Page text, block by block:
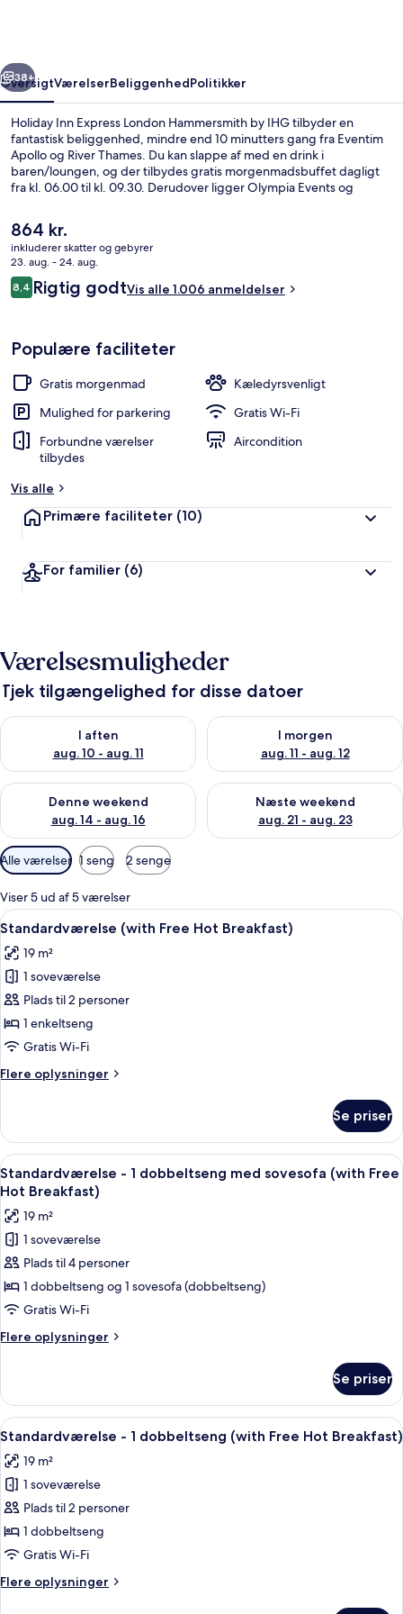
IHG
Næste
38+
OversigtVærelserBeliggenhedPolitikker
Holiday Inn Express London Hammersmith by IHG tilbyder en
fantastisk beliggenhed, mindre end 10 minutters gang fra Eventim
Apollo og River Thames. Du kan slappe af med en drink i
baren/loungen, og der tilbydes gratis morgenmadsbuffet dagligt
fra kl. 06.00 til kl. 09.30. Derudover ligger Olympia Events og
glade for den korte gåtur til offentlig transport: Ravenscourt Park
Metrostation ligger 6 minutter derfra og Hammersmith
Metrostation 6 minutter væk.
Den
nuværende
pris
er
864 kr.
864 kr.
inkluderer skatter og gebyrer
23. aug. - 24. aug.
Anmeldelser
8,48,4 ud af 10.
Rigtig godtVis alle 1.006 anmeldelser
Populære faciliteter
Gratis morgenmad
Kæledyrsvenligt
Mulighed for parkering
Gratis Wi-Fi
Forbundne værelser
tilbydes
Aircondition
Vis alle
Primære faciliteter (10)
For familier (6)
Værelsesmuligheder
Tjek tilgængelighed for disse datoer
I aften
aug. 10 - aug. 11
Tjek tilgængelighed for i aften aug. 10 - aug. 11
I morgen
aug. 11 - aug. 12
Tjek tilgængelighed for i
Denne weekend
aug. 14 - aug. 16
Tjek tilgængelighed for denne weekend aug. 14 - aug. 16
Næste weekend
aug. 21 - aug. 23
Tjek tilgængelighed for næste
Tilgængelige
filtre
for
værelser
Alle værelser 1 seng 2 senge
Viser 5 ud af 5 værelser
Indlæs
alle
billeder
af
Standardværelse
(with
Free
Breakfast)
En seng med hvide sengetøj og et
6
Standardværelse (with Free Hot Breakfast)
19 m²
1 soveværelse
Plads til 2 personer
1 enkeltseng
Gratis Wi-Fi
Flere oplysninger
Flere
(with
Free
Hot
Breakfast)
Se priser
Indlæs
alle
billeder
af
Standardværelse
-
1
dobbeltseng
med
sovesofa
Free
Hot
Breakfast)
Et moderne hotelværelse med en
4
Standardværelse - 1 dobbeltseng med sovesofa (with Free
Hot Breakfast)
19 m²
1 soveværelse
Plads til 4 personer
1 dobbeltseng og 1 sovesofa (dobbeltseng)
Gratis Wi-Fi
Flere oplysninger
Flere
-
dobbeltseng
sovesofa
(with
Free
Hot
Breakfast)
Se priser
Indlæs
alle
billeder
af
Standardværelse
-
1
(with
Et moderne hotelværelse med en
7
Standardværelse - 1 dobbeltseng (with Free Hot Breakfast)
19 m²
1 soveværelse
Plads til 2 personer
1 dobbeltseng
Gratis Wi-Fi
Flere oplysninger
Flere